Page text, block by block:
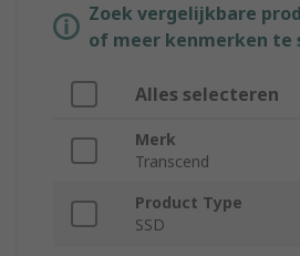
Zoek vergelijkbare
of meer kenmerken te
Alles selecteren
Merk
Transcend
Product Type
SSD